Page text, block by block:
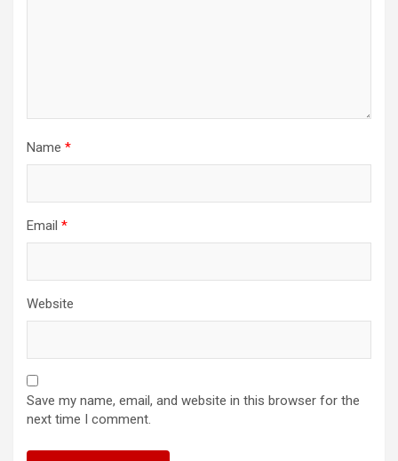
Name *
Email *
Website
Save my name, email, and website in this browser for the
next time I comment.